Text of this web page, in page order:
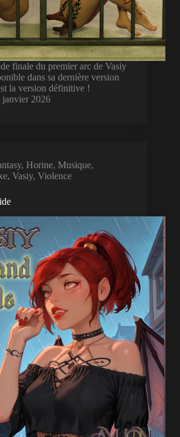
finale du premier arc de Vasiy
dans sa dernière version
la version définitive !
janvier 2026
, Horine, Musique,
, Vasiy, Violence